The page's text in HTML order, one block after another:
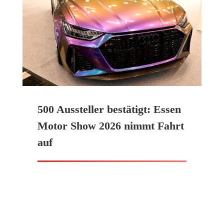
500 Aussteller bestätigt: Essen
Motor Show 2026 nimmt Fahrt
auf